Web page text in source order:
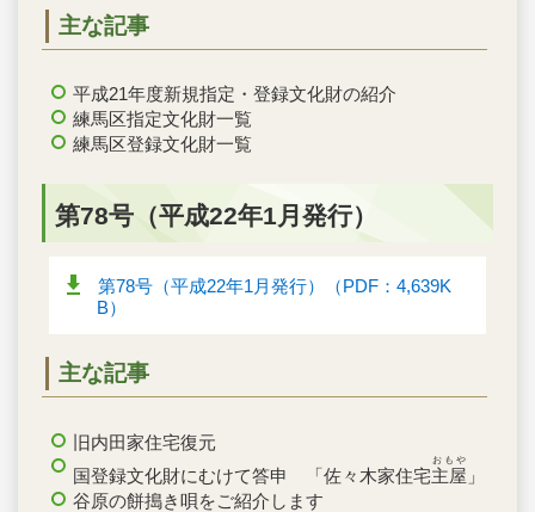
主な記事
平成21年度新規指定・登録文化財の紹介
練馬区指定文化財一覧
練馬区登録文化財一覧
第78号（平成22年1月発行）
第78号（平成22年1月発行）（PDF：4,639K
B）
主な記事
旧内田家住宅復元
国登録文化財にむけて答申 「佐々木家住宅主屋
おもや
」
谷原の餅搗き唄をご紹介します